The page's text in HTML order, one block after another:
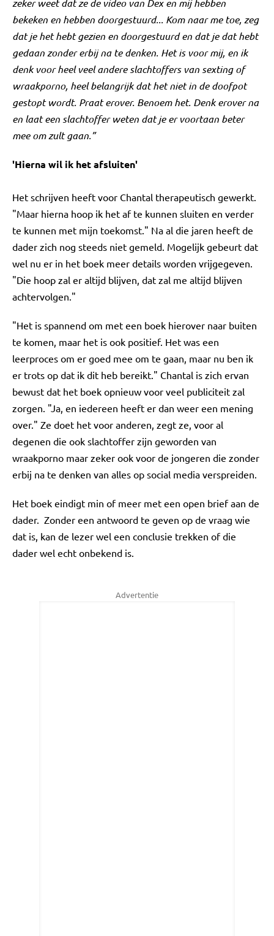
zeker weet dat ze de video van Dex en mij hebben
bekeken en hebben doorgestuurd... Kom naar me toe, zeg
dat je het hebt gezien en doorgestuurd en dat je dat hebt
gedaan zonder erbij na te denken. Het is voor mij, en ik
denk voor heel veel andere slachtoffers van sexting of
wraakporno, heel belangrijk dat het niet in de doofpot
gestopt wordt. Praat erover. Benoem het. Denk erover na
en laat een slachtoffer weten dat je er voortaan beter
mee om zult gaan.”
'Hierna wil ik het afsluiten'
Het schrijven heeft voor Chantal therapeutisch gewerkt.
"Maar hierna hoop ik het af te kunnen sluiten en verder
te kunnen met mijn toekomst." Na al die jaren heeft de
dader zich nog steeds niet gemeld. Mogelijk gebeurt dat
wel nu er in het boek meer details worden vrijgegeven.
"Die hoop zal er altijd blijven, dat zal me altijd blijven
achtervolgen."
"Het is spannend om met een boek hierover naar buiten
te komen, maar het is ook positief. Het was een
leerproces om er goed mee om te gaan, maar nu ben ik
er trots op dat ik dit heb bereikt." Chantal is zich ervan
bewust dat het boek opnieuw voor veel publiciteit zal
zorgen. "Ja, en iedereen heeft er dan weer een mening
over." Ze doet het voor anderen, zegt ze, voor al
degenen die ook slachtoffer zijn geworden van
wraakporno maar zeker ook voor de jongeren die zonder
erbij na te denken van alles op social media verspreiden.
Het boek eindigt min of meer met een open brief aan de
dader. Zonder een antwoord te geven op de vraag wie
dat is, kan de lezer wel een conclusie trekken of die
dader wel echt onbekend is.
Advertentie